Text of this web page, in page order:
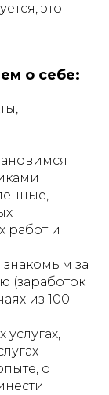
это
о себе:
работ и
за
(заработок
из 100
о